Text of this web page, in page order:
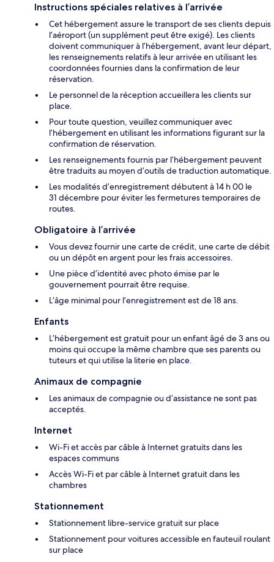
Instructions spéciales relatives à l’arrivée
Cet hébergement assure le transport de ses clients depuis
l’aéroport (un supplément peut être exigé). Les clients
doivent communiquer à l’hébergement, avant leur départ,
les renseignements relatifs à leur arrivée en utilisant les
coordonnées fournies dans la confirmation de leur
réservation.
Le personnel de la réception accueillera les clients sur
place.
Pour toute question, veuillez communiquer avec
l’hébergement en utilisant les informations figurant sur la
confirmation de réservation.
Les renseignements fournis par l’hébergement peuvent
être traduits au moyen d’outils de traduction automatique.
Les modalités d’enregistrement débutent à 14 h 00 le
31 décembre pour éviter les fermetures temporaires de
routes.
Obligatoire à l’arrivée
Vous devez fournir une carte de crédit, une carte de débit
ou un dépôt en argent pour les frais accessoires.
Une pièce d’identité avec photo émise par le
gouvernement pourrait être requise.
L’âge minimal pour l’enregistrement est de 18 ans.
Enfants
L’hébergement est gratuit pour un enfant âgé de 3 ans ou
moins qui occupe la même chambre que ses parents ou
tuteurs et qui utilise la literie en place.
Animaux de compagnie
Les animaux de compagnie ou d’assistance ne sont pas
acceptés.
Internet
Wi-Fi et accès par câble à Internet gratuits dans les
espaces communs
Accès Wi-Fi et par câble à Internet gratuit dans les
chambres
Stationnement
Stationnement libre-service gratuit sur place
Stationnement pour voitures accessible en fauteuil roulant
sur place